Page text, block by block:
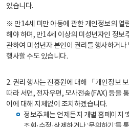
있습니다.
※ 만14세 미만 아동에 관한 개인정보의 열
해야 하며, 만14세 이상의 미성년자인 정보
관하여 미성년자 본인이 권리를 행사하거
행사할 수도 있습니다.
2. 권리 행사는 진흥원에 대해 「개인정보
따라 서면, 전자우편, 모사전송(FAX) 등을
이에 대해 지체없이 조치하겠습니다.
정보주체는 언제든지 개별 홈페이지